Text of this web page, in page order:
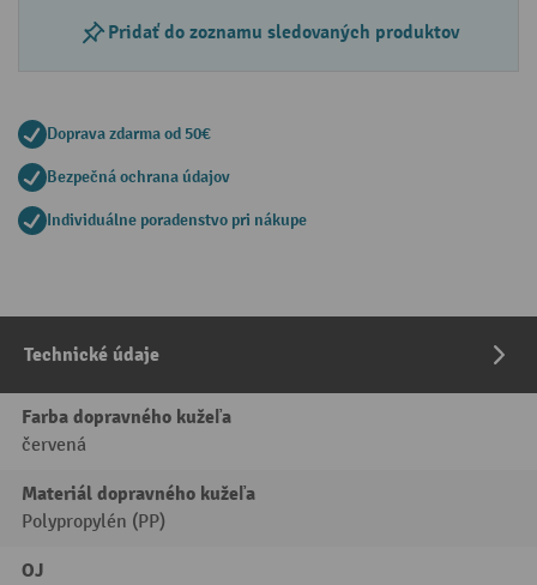
Pridať do zoznamu sledovaných produktov
Doprava zdarma od 50€
Bezpečná ochrana údajov
Individuálne poradenstvo pri nákupe
Technické údaje
Farba dopravného kužeľa
červená
Materiál dopravného kužeľa
Polypropylén (PP)
OJ